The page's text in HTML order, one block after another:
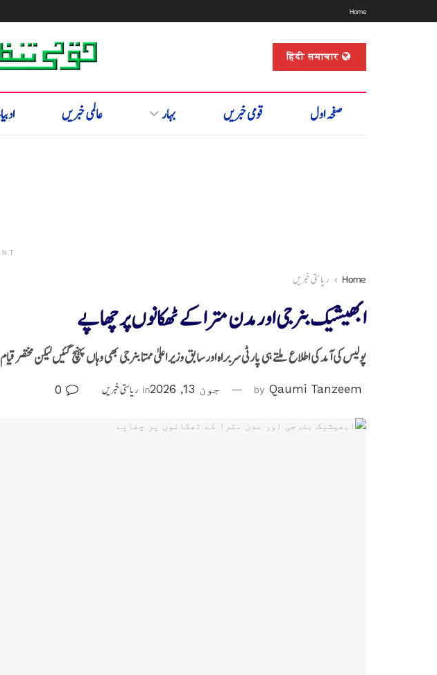
Home
हिंदी समाचार
صفحہ اول قومی خبریں بہار عالمی خبریں
Home ریاستی خبریں
ابھیشیک بنرجی اور مدن مترا کے ٹھکانوں پر چھاپے
پولیس کی آمد کی اطلاع ملتے ہی پارٹی سربراہ اور سابق وزیر اعلیٰ ممتا بنرجی بھی وہاں پہنچ گئیں لیکن
by Qaumi Tanzeem جون 13, 2026 in ریاستی خبریں